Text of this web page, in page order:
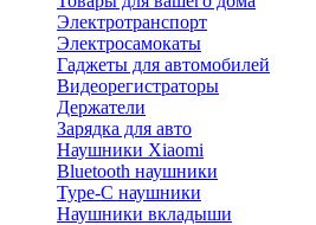
Электротранспорт
Электросамокаты
Гаджеты для автомобилей
Видеорегистраторы
Держатели
Зарядка для авто
Наушники Xiaomi
Bluetooth наушники
Type-C наушники
Наушники вкладыши